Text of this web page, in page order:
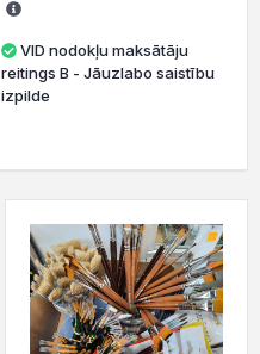
VID nodokļu maksātāju
reitings B - Jāuzlabo saistību
izpilde